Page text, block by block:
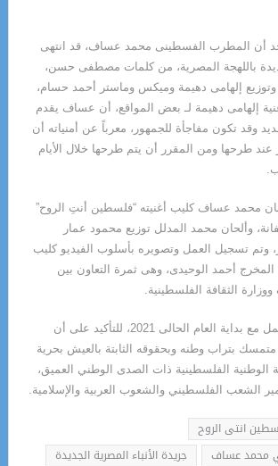
أن المطرب الفسطينى محمد عساف، قد انتهى
باللهجة المصرية، من كلمات مصطفى حسن،
إلهامى دهيمة وميكس وماستر أحمد حسام،
إلهامى دهيمة لـ بعض المواقع، أن عساف يقدم
وقد تكون مفاجأة للجمهور، معرباً عن أمنياته أن
عند طرحها ومن المقرر أن يتم طرحها خلال الأيام
محمد عساف كليب أغنيته “فلسطين أنتِ الروح”
وألحان محمد المدلل توزيع محمود عمار
وتم تسجيل العمل وتصويره بأسلوب الفيديو كليب
أحمد الوحيدى، وهى ثمرة التعاون بين
الثقافة الفلسطينية.
ويأتى إطلاق هذا العمل مع بداية العام الحالى 2021، للتأكيد على أن
بتراب وطنه وبحقوقه الثابتة بالعيش بحرية
الوطنية الفلسطينية ذات الصدى الوطني العميق،
الشعب الفلسطيني والشعوب العربية والإسلامية.
انتى الروح
محمد عساف
جريدة الأنباء المصرية الجديدة